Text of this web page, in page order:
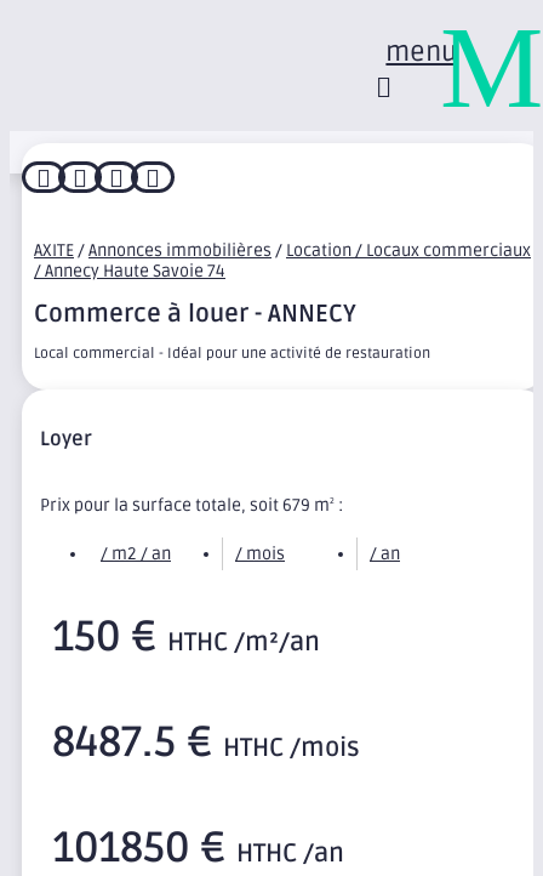
menu
   
AXITE/Annonces immobilières / Location / Locaux commerciaux
/ Annecy Haute Savoie 74
Commerce à louer - ANNECY
Local commercial - Idéal pour une activité de restauration
Loyer
Prix pour la surface totale, soit 679 m2 :
/ m2 / an / mois / an
150 € HTHC /m²/an
8487.5 € HTHC /mois
101850 € HTHC /an
M